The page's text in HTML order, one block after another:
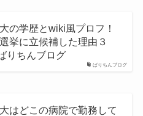
ばりちんブログ
の学歴とwiki風プロフ！
挙に立候補した理由３
りちんブログ
はどこの病院で勤務して